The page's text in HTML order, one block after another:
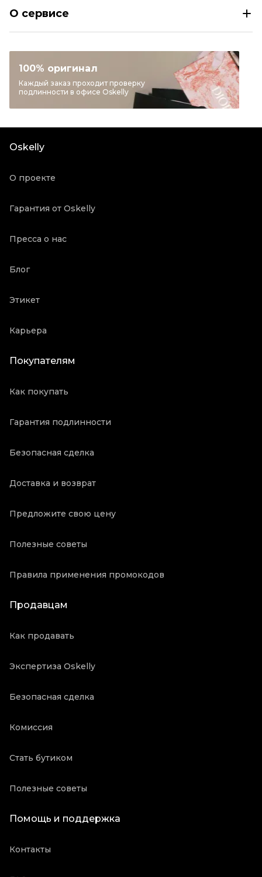
Категория
Бренд
NIKE
Модель
Air Force 1
Состояние товара
О сервисе
100% оригинал
Каждый заказ проходит проверку
подлинности в офисе Oskelly
Oskelly
О проекте
Гарантия от Oskelly
Пресса о нас
Блог
Этикет
Карьера
Покупателям
Как покупать
Гарантия подлинности
Безопасная сделка
Доставка и возврат
Предложите свою цену
Полезные советы
Правила применения промокодов
Продавцам
Как продавать
Экспертиза Oskelly
Безопасная сделка
Комиссия
Стать бутиком
Полезные советы
Помощь и поддержка
Контакты